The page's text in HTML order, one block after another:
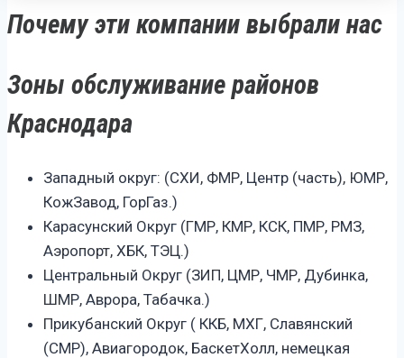
Почему эти компании выбрали нас
Зоны обслуживание районов
Краснодара
Западный округ: (СХИ, ФМР, Центр (часть), ЮМР,
КожЗавод, ГорГаз.)
Карасунский Округ (ГМР, КМР, КСК, ПМР, РМЗ,
Аэропорт, ХБК, ТЭЦ.)
Центральный Округ (ЗИП, ЦМР, ЧМР, Дубинка,
ШМР, Аврора, Табачка.)
Прикубанский Округ ( ККБ, МХГ, Славянский
(СМР), Авиагородок, БаскетХолл, немецкая